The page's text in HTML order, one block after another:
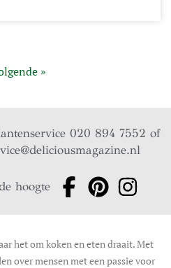
»
020 894 7552 of
hoogte
het om koken en eten draait. Met
over mensen met een passie voor